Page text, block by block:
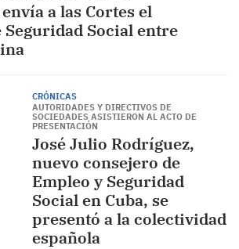
a las Cortes el
Seguridad Social entre
CRÓNICAS
AUTORIDADES Y DIRECTIVOS DE
SOCIEDADES ASISTIERON AL ACTO DE
PRESENTACIÓN
José Julio Rodríguez,
nuevo consejero de
Empleo y Seguridad
Social en Cuba, se
presentó a la colectividad
española